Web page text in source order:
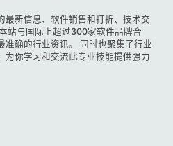
最新信息、软件销售和打折、技术交
站与国际上超过300家软件品牌合
准确的行业资讯。 同时也聚集了行业
为你学习和交流此专业技能提供强力